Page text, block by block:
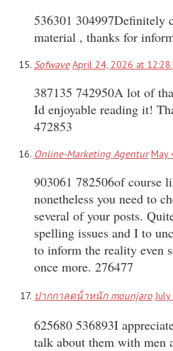
536301 304997Definitely
material , thanks for
Sofwave April 24, 2026 at 12:28
387135 742950A lot of
Id enjoyable reading it!
472853
Online-Marketing Agentur May
903061 782506of course
nonetheless you need to
several of your posts.
spelling issues and I to
to inform the reality even
once more. 276477
ปากกาลดน้ําหนัก mounjaro
625680 536893I
talk about them with men